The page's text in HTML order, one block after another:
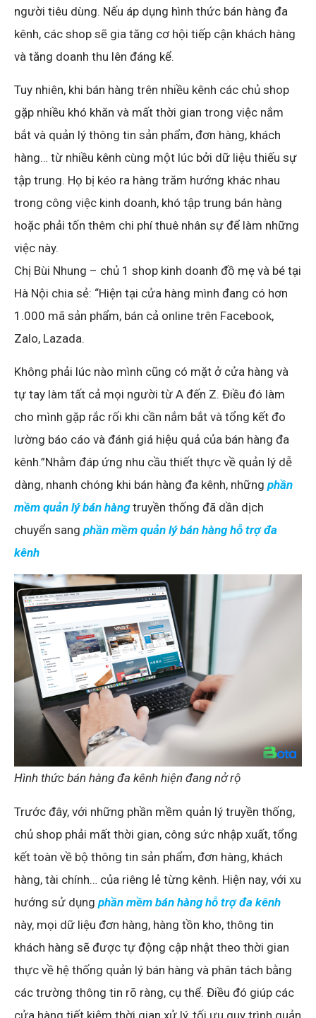
người tiêu dùng. Nếu áp dụng hình thức bán hàng đa
kênh, các shop sẽ gia tăng cơ hội tiếp cận khách hàng
và tăng doanh thu lên đáng kể.
Tuy nhiên, khi bán hàng trên nhiều kênh các chủ shop
gặp nhiều khó khăn và mất thời gian trong việc nắm
bắt và quản lý thông tin sản phẩm, đơn hàng, khách
hàng… từ nhiều kênh cùng một lúc bởi dữ liệu thiếu sự
tập trung. Họ bị kéo ra hàng trăm hướng khác nhau
trong công việc kinh doanh, khó tập trung bán hàng
hoặc phải tốn thêm chi phí thuê nhân sự để làm những
việc này.
Chị Bùi Nhung – chủ 1 shop kinh doanh đồ mẹ và bé tại
Hà Nội chia sẻ: “Hiện tại cửa hàng mình đang có hơn
1.000 mã sản phẩm, bán cả online trên Facebook,
Zalo, Lazada.
Không phải lúc nào mình cũng có mặt ở cửa hàng và
tự tay làm tất cả mọi người từ A đến Z. Điều đó làm
cho mình gặp rắc rối khi cần nắm bắt và tổng kết đo
lường báo cáo và đánh giá hiệu quả của bán hàng đa
kênh.”Nhằm đáp ứng nhu cầu thiết thực về quản lý dễ
dàng, nhanh chóng khi bán hàng đa kênh, những phần
mềm quản lý bán hàngtruyền thống đã dần dịch
chuyển sang phần mềm quản lý bán hàng hỗ trợ đa
kênh
Hình thức bán hàng đa kênh hiện đang nở rộ
Trước đây, với những phần mềm quản lý truyền thống,
chủ shop phải mất thời gian, công sức nhập xuất, tổng
kết toàn về bộ thông tin sản phẩm, đơn hàng, khách
hàng, tài chính… của riêng lẻ từng kênh. Hiện nay, với xu
hướng sử dụng phần mềm bán hàng hỗ trợ đa kênh
này, mọi dữ liệu đơn hàng, hàng tồn kho, thông tin
khách hàng sẽ được tự động cập nhật theo thời gian
thực về hệ thống quản lý bán hàng và phân tách bằng
các trường thông tin rõ ràng, cụ thể. Điều đó giúp các